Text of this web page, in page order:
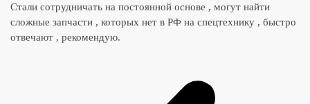
Стали сотрудничать на постоянной основе , могут найти
сложные запчасти , которых нет в РФ на спецтехнику , быстро
отвечают , рекомендую.